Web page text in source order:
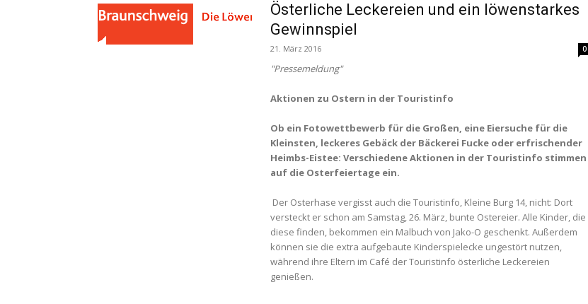
Österliche Leckereien und ein löwenstarkes
Gewinnspiel
21. März 2016 0
"Pressemeldung"
Aktionen zu Ostern in der Touristinfo
Ob ein Fotowettbewerb für die Großen, eine Eiersuche für die
Kleinsten, leckeres Gebäck der Bäckerei Fucke oder erfrischender
Heimbs-Eistee: Verschiedene Aktionen in der Touristinfo stimmen
auf die Osterfeiertage ein.
Der Osterhase vergisst auch die Touristinfo, Kleine Burg 14, nicht: Dort
versteckt er schon am Samstag, 26. März, bunte Ostereier. Alle Kinder, die
diese finden, bekommen ein Malbuch von Jako-O geschenkt. Außerdem
können sie die extra aufgebaute Kinderspielecke ungestört nutzen,
während ihre Eltern im Café der Touristinfo österliche Leckereien
genießen.